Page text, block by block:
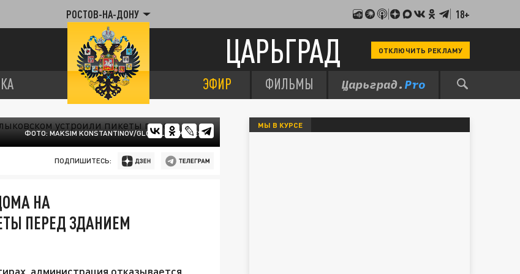
РОСТОВ-НА-ДОНУ 18+
ЦАРЬГРАД ОТКЛЮЧИТЬ РЕКЛАМУ
ЭФИР ФИЛЬМЫ
ФОТО: MAKSIM KONSTANTINOV/GLOBALLOOKPRESS
ПОДПИШИТЕСЬ:
НА
ПЕРЕД ЗДАНИЕМ
администрация отказывается
МЫ В КУРСЕ